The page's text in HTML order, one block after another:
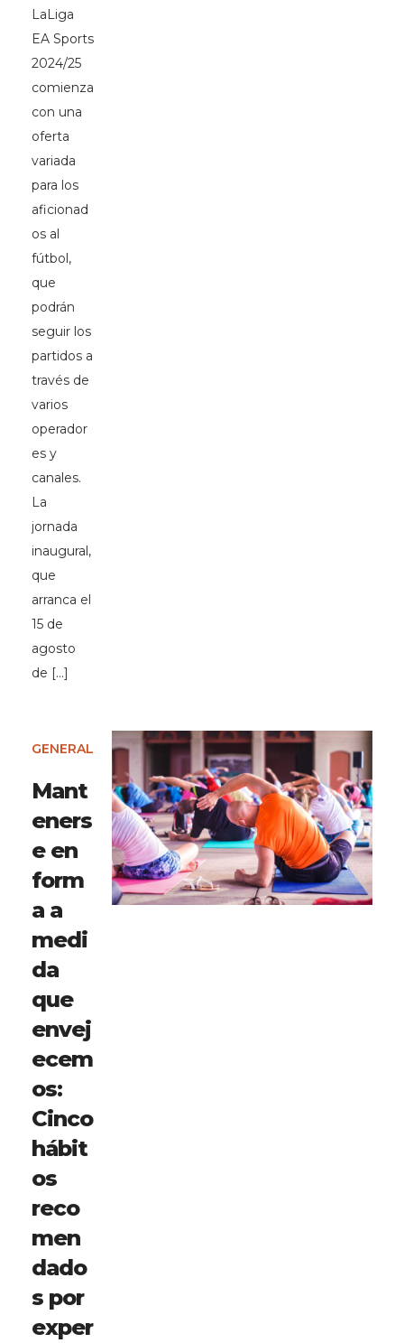
LaLiga
EA Sports
2024/25
comienza
con una
oferta
variada
para los
aficionad
os al
fútbol,
que
podrán
seguir los
partidos a
través de
varios
operador
es y
canales.
La
jornada
inaugural,
que
arranca el
15 de
agosto
de […]
GENERAL
Mant
eners
e en
form
a a
medi
da
que
envej
ecem
os:
Cinco
hábit
os
reco
men
dado
s por
exper